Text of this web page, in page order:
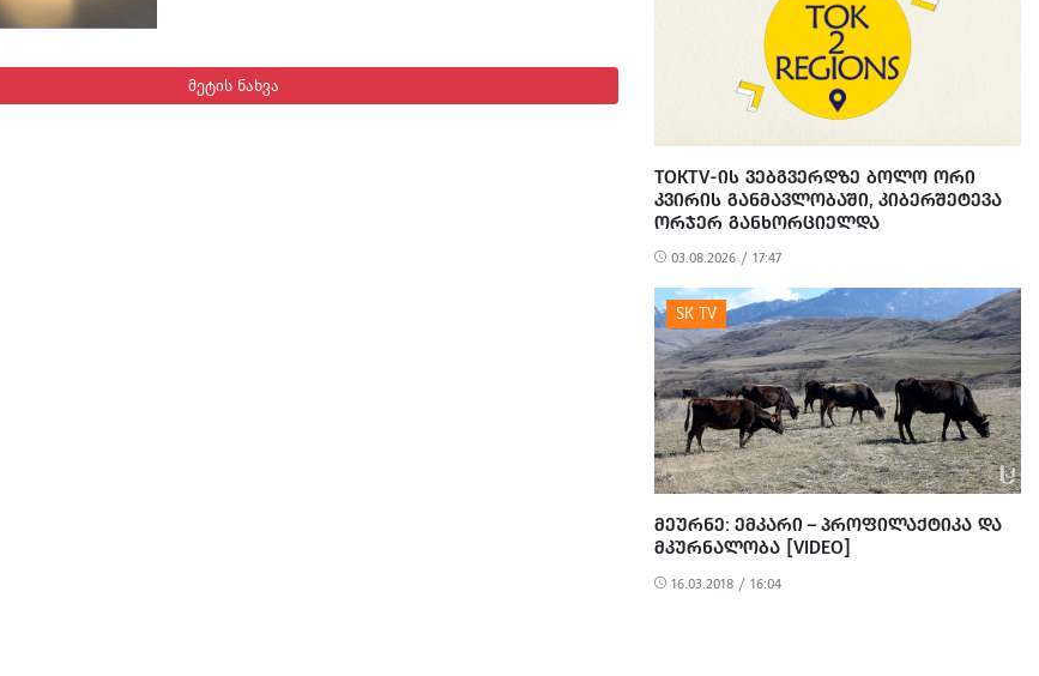
მეტის ნახვა
TOKTV-ᲘᲡ ᲕᲔᲑᲒᲕᲔᲠᲓᲖᲔ ᲑᲝᲚᲝ ᲝᲠᲘ
ᲙᲕᲘᲠᲘᲡ ᲒᲐᲜᲛᲐᲕᲚᲝᲑᲐᲨᲘ, ᲙᲘᲑᲔᲠᲨᲔᲢᲔᲕᲐ
ᲝᲠᲯᲔᲠ ᲒᲐᲜᲮᲝᲠᲪᲘᲔᲚᲓᲐ
03.08.2026 / 17:47
ᲛᲔᲣᲠᲜᲔ: ᲔᲛᲙᲐᲠᲘ – ᲞᲠᲝᲤᲘᲚᲐᲥᲢᲘᲙᲐ ᲓᲐ
ᲛᲙᲣᲠᲜᲐᲚᲝᲑᲐ [VIDEO]
16.03.2018 / 16:04